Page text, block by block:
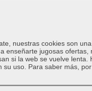
COMENTARIOS
por Brahma, Siva
que Vişņu y Siva,
nuestras cookies son
enseñarte jugosas ofertas,
si la web se vuelve lenta.
su uso. Para saber más,